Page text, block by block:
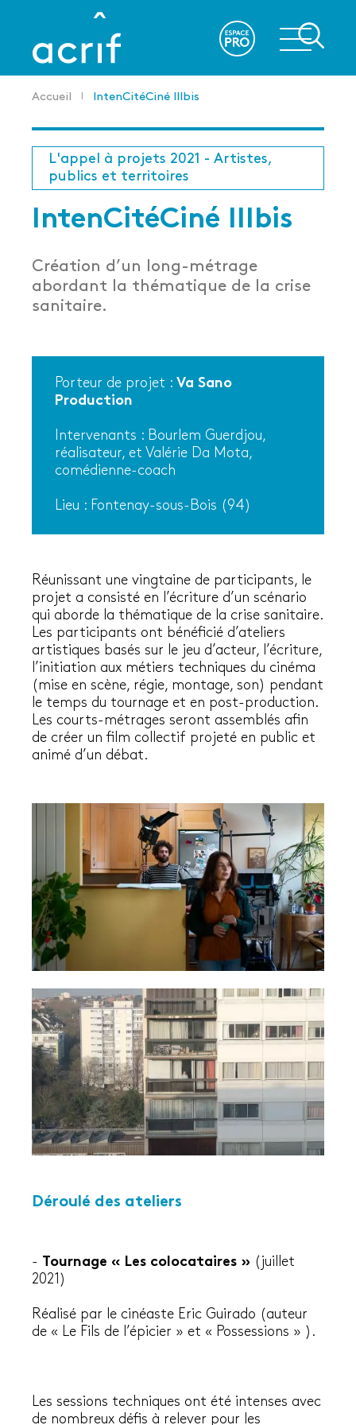
contenu
principal
d'Ariane
Accueil IntenCitéCiné IIIbis
L'appel à projets 2021 - Artistes,
publics et territoires
IntenCitéCiné IIIbis
Création d’un long-métrage
abordant la thématique de la crise
sanitaire.
Porteur de projet : Va Sano
Production
Intervenants : Bourlem Guerdjou,
réalisateur, et Valérie Da Mota,
comédienne-coach
Lieu : Fontenay-sous-Bois (94)
Réunissant une vingtaine de participants, le
projet a consisté en l’écriture d’un scénario
qui aborde la thématique de la crise sanitaire.
Les participants ont bénéficié d’ateliers
artistiques basés sur le jeu d’acteur, l’écriture,
l’initiation aux métiers techniques du cinéma
(mise en scène, régie, montage, son) pendant
le temps du tournage et en post-production.
Les courts-métrages seront assemblés afin
de créer un film collectif projeté en public et
animé d’un débat.
Déroulé des ateliers
- Tournage « Les colocataires » (juillet
2021)
Réalisé par le cinéaste Eric Guirado (auteur
de « Le Fils de l’épicier » et « Possessions » ).
Les sessions techniques ont été intenses avec
de nombreux défis à relever pour les